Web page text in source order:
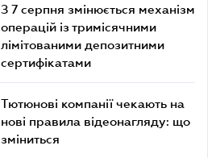
З 7 серпня змінюється механізм
операцій із тримісячними
лімітованими депозитними
сертифікатами
Тютюнові компанії чекають на
нові правила відеонагляду: що
зміниться